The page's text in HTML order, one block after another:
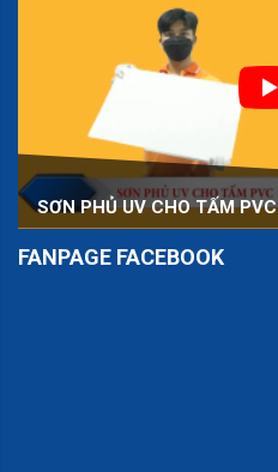
SƠN PHỦ UV CHO TẤM PVC
FANPAGE FACEBOOK